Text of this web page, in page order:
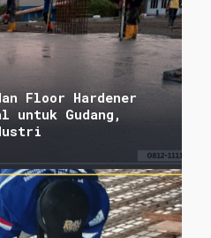
Floor Hardener
untuk Gudang,